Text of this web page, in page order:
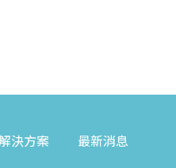
決方案
最新消息